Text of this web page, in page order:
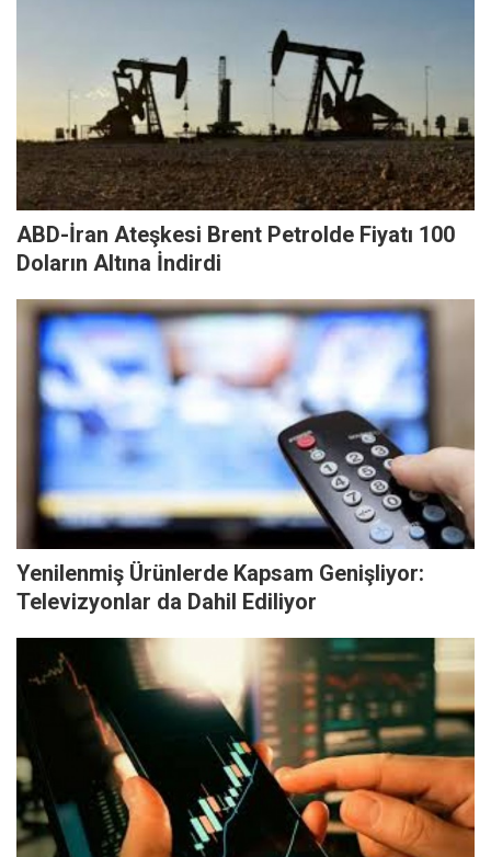
ABD-İran Ateşkesi Brent Petrolde Fiyatı 100
Doların Altına İndirdi
Yenilenmiş Ürünlerde Kapsam Genişliyor:
Televizyonlar da Dahil Ediliyor